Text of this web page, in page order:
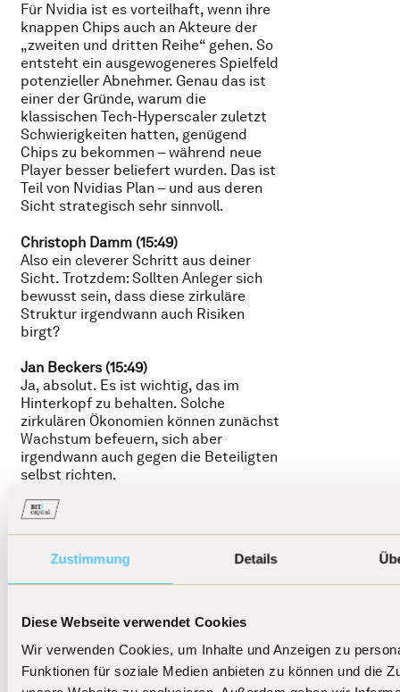
Zustimmung Details
Diese Webseite verwendet Cookies
Wir verwenden Cookies, um Inhalte und Anzeigen zu
Funktionen für soziale Medien anbieten zu können und die
Für Nvidia ist es vorteilhaft, wenn ihre
knappen Chips auch an Akteure der
„zweiten und dritten Reihe“ gehen. So
entsteht ein ausgewogeneres Spielfeld
potenzieller Abnehmer. Genau das ist
einer der Gründe, warum die
klassischen Tech-Hyperscaler zuletzt
Schwierigkeiten hatten, genügend
Chips zu bekommen – während neue
Player besser beliefert wurden. Das ist
Teil von Nvidias Plan – und aus deren
Sicht strategisch sehr sinnvoll.
Christoph Damm (15:49)
Also ein cleverer Schritt aus deiner
Sicht. Trotzdem: Sollten Anleger sich
bewusst sein, dass diese zirkuläre
Struktur irgendwann auch Risiken
birgt?
Jan Beckers (15:49)
Ja, absolut. Es ist wichtig, das im
Hinterkopf zu behalten. Solche
zirkulären Ökonomien können zunächst
Wachstum befeuern, sich aber
irgendwann auch gegen die Beteiligten
selbst richten.
Deal nicht zu machen – für alle
Christoph Damm (16:19)
Art. Glaubst du, dass sich dieses Modell
zirkulären Absprachen – und Nvidia
künftig immer mehr solcher